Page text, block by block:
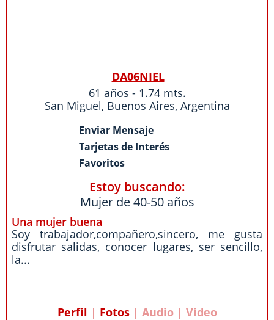
DA06NIEL
61 años - 1.74 mts.
San Miguel, Buenos Aires, Argentina
Enviar Mensaje
Tarjetas de Interés
Favoritos
Estoy buscando:
Mujer de 40-50 años
Una mujer buena
Soy trabajador,compañero,sincero, me gusta
disfrutar salidas, conocer lugares, ser sencillo,
la...
Perfil | Fotos| Audio | Video